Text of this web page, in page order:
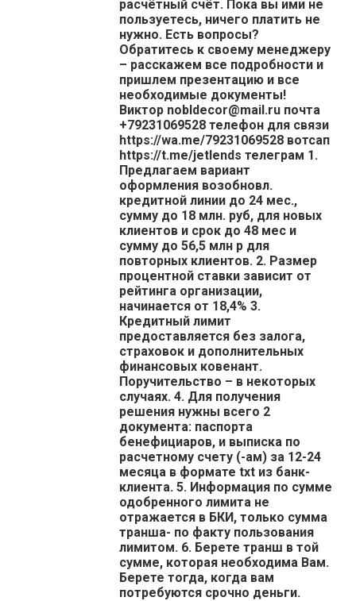
расчётный счёт. Пока вы ими не
пользуетесь, ничего платить не
нужно. Есть вопросы?
Обратитесь к своему менеджеру
– расскажем все подробности и
пришлем презентацию и все
необходимые документы!
Виктор nobldecor@mail.ru почта
+79231069528 телефон для связи
https://wa.me/79231069528 вотсап
https://t.me/jetlends телеграм 1.
Предлагаем вариант
оформления возобновл.
кредитной линии до 24 мес.,
сумму до 18 млн. руб, для новых
клиентов и срок до 48 мес и
сумму до 56,5 млн р для
повторных клиентов. 2. Размер
процентной ставки зависит от
рейтинга организации,
начинается от 18,4% 3.
Кредитный лимит
предоставляется без залога,
страховок и дополнительных
финансовых ковенант.
Поручительство – в некоторых
случаях. 4. Для получения
решения нужны всего 2
документа: паспорта
бенефициаров, и выписка по
расчетному счету (-ам) за 12-24
месяца в формате txt из банк-
клиента. 5. Информация по сумме
одобренного лимита не
отражается в БКИ, только сумма
транша- по факту пользования
лимитом. 6. Берете транш в той
сумме, которая необходима Вам.
Берете тогда, когда вам
потребуются срочно деньги.